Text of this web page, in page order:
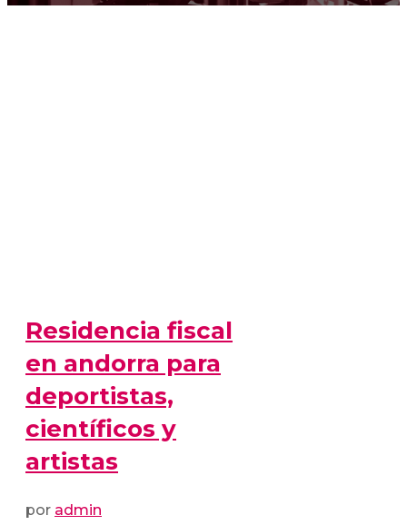
Residencia fiscal
en andorra para
deportistas,
científicos y
artistas
por admin